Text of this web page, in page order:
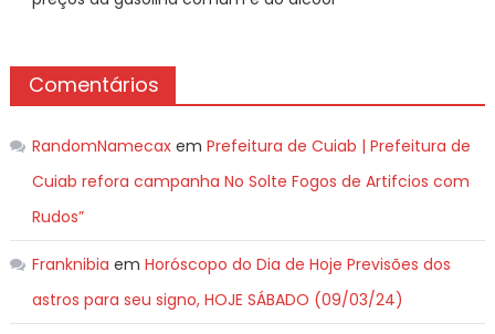
Comentários
RandomNamecaxem Prefeitura de Cuiab | Prefeitura de
Cuiab refora campanha No Solte Fogos de Artifcios com
Rudos”
Franknibia em Horóscopo do Dia de Hoje Previsões dos
astros para seu signo, HOJE SÁBADO (09/03/24)